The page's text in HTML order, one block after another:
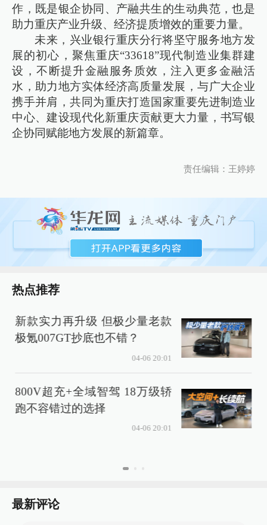
作，既是银企协同、产融共生的生动典范，也是
助力重庆产业升级、经济提质增效的重要力量。
未来，兴业银行重庆分行将坚守服务地方发
展的初心，聚焦重庆“33618”现代制造业集群建
设，不断提升金融服务质效，注入更多金融活
水，助力地方实体经济高质量发展，与广大企业
携手并肩，共同为重庆打造国家重要先进制造业
中心、建设现代化新重庆贡献更大力量，书写银
企协同赋能地方发展的新篇章。
责任编辑：王婷婷
热点推荐
新款实力再升级 但极少量老款
极氪007GT抄底也不错？
04-06 20:01
800V超充+全域智驾 18万级轿
跑不容错过的选择
04-06 20:01
最新评论